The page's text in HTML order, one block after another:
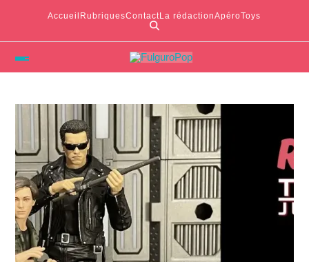
Accueil RubriquesContactLa rédactionApéroToys